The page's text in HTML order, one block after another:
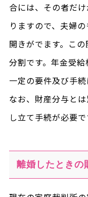
合には、その者だ
りますので、夫婦
開きがでます。こ
分割です。年金受
一定の要件及び手続
なお、財産分与と
し立て手続が必要で
離婚したときの